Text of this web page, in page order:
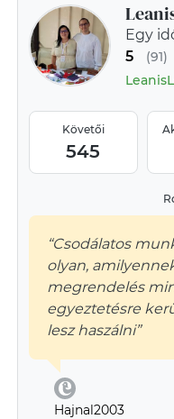
Egy
5
(91)
Követői
545
“Csodálatos
olyan,
megrendelés
egyeztetésre
lesz haszálni”
Hajnal2003